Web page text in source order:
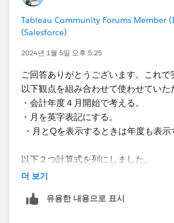
Tableau Community Forums Member
(Salesforce)
2024년 1월 5일 오후 5:25
ご回答ありがとうございます。これで
以下観点を組み合わせて使わせていた
・会計年度４月開始で考える。
・月を英字表記にする。
・月とQを表示するときは年度も表示
以下２つ計算式を列にしました。
Select Date
WHEN 1 THEN [Month name change]
더 보기
유용한 내용으로 표시